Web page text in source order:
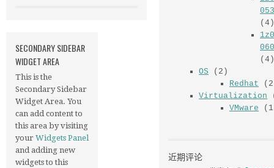
r
(2)
(13)
053
(4)
OS
SECONDARY SIDEBAR
WIDGET AREA
This is the
Secondary Sidebar
Widget Area. You
can add content to
this area by visiting
your Widgets Panel
and adding new
widgets to this